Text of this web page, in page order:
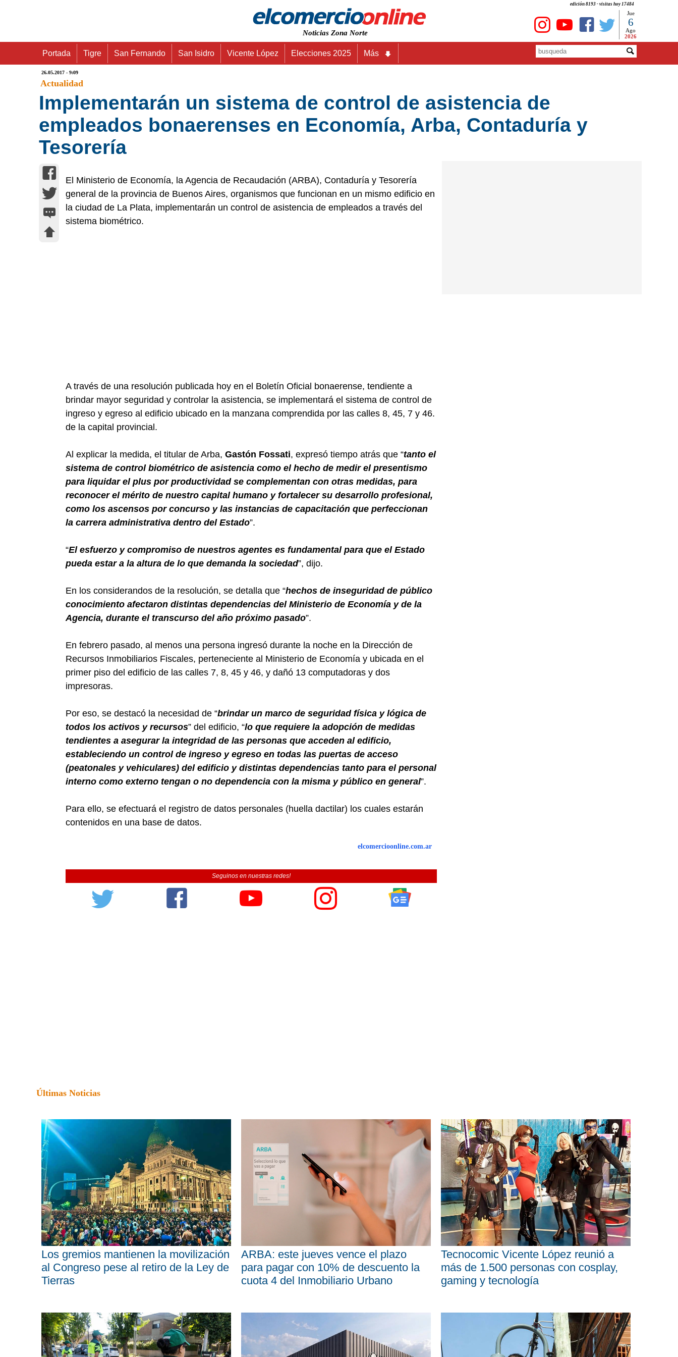
edición 8193 - visitas hoy 17484
Noticias Zona Norte
Jue
6
Ago
2026
Portada Tigre San Fernando San Isidro Vicente López Elecciones 2025 Más
26.05.2017 - 9:09
Actualidad
Implementarán un sistema de control de asistencia de
empleados bonaerenses en Economía, Arba, Contaduría y
Tesorería
El Ministerio de Economía, la Agencia de Recaudación (ARBA), Contaduría y Tesorería
general de la provincia de Buenos Aires, organismos que funcionan en un mismo edificio en
la ciudad de La Plata, implementarán un control de asistencia de empleados a través del
sistema biométrico.
A través de una resolución publicada hoy en el Boletín Oficial bonaerense, tendiente a
brindar mayor seguridad y controlar la asistencia, se implementará el sistema de control de
ingreso y egreso al edificio ubicado en la manzana comprendida por las calles 8, 45, 7 y 46.
de la capital provincial.
Al explicar la medida, el titular de Arba, Gastón Fossati, expresó tiempo atrás que “tanto el
sistema de control biométrico de asistencia como el hecho de medir el presentismo
para liquidar el plus por productividad se complementan con otras medidas, para
reconocer el mérito de nuestro capital humano y fortalecer su desarrollo profesional,
como los ascensos por concurso y las instancias de capacitación que perfeccionan
la carrera administrativa dentro del Estado”.
“El esfuerzo y compromiso de nuestros agentes es fundamental para que el Estado
pueda estar a la altura de lo que demanda la sociedad”, dijo.
En los considerandos de la resolución, se detalla que “hechos de inseguridad de público
conocimiento afectaron distintas dependencias del Ministerio de Economía y de la
Agencia, durante el transcurso del año próximo pasado”.
En febrero pasado, al menos una persona ingresó durante la noche en la Dirección de
Recursos Inmobiliarios Fiscales, perteneciente al Ministerio de Economía y ubicada en el
primer piso del edificio de las calles 7, 8, 45 y 46, y dañó 13 computadoras y dos
impresoras.
Por eso, se destacó la necesidad de “brindar un marco de seguridad física y lógica de
todos los activos y recursos” del edificio, “lo que requiere la adopción de medidas
tendientes a asegurar la integridad de las personas que acceden al edificio,
estableciendo un control de ingreso y egreso en todas las puertas de acceso
(peatonales y vehiculares) del edificio y distintas dependencias tanto para el personal
interno como externo tengan o no dependencia con la misma y público en general”.
Para ello, se efectuará el registro de datos personales (huella dactilar) los cuales estarán
contenidos en una base de datos.
elcomercioonline.com.ar
Seguinos en nuestras redes!
Últimas Noticias
Los gremios mantienen la movilización
al Congreso pese al retiro de la Ley de
Tierras
ARBA: este jueves vence el plazo
para pagar con 10% de descuento la
cuota 4 del Inmobiliario Urbano
Tecnocomic Vicente López reunió a
más de 1.500 personas con cosplay,
gaming y tecnología